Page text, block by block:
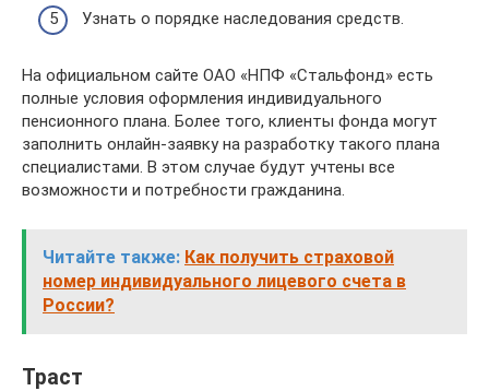
Узнать о порядке наследования средств.
На официальном сайте ОАО «НПФ «Стальфонд» есть
полные условия оформления индивидуального
пенсионного плана. Более того, клиенты фонда могут
заполнить онлайн-заявку на разработку такого плана
специалистами. В этом случае будут учтены все
возможности и потребности гражданина.
Читайте также: Как получить страховой
номер индивидуального лицевого счета в
России?
Траст